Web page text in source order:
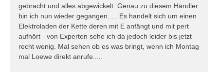
gebracht und alles abgewickelt. Genau zu diesem Händler
bin ich nun wieder gegangen..... Es handelt sich um einen
Elektroladen der Kette deren mit E anfängt und mit pert
aufhört - von Experten sehe ich da jedoch leider bis jetzt
recht wenig. Mal sehen ob es was bringt, wenn ich Montag
mal Loewe direkt anrufe.....